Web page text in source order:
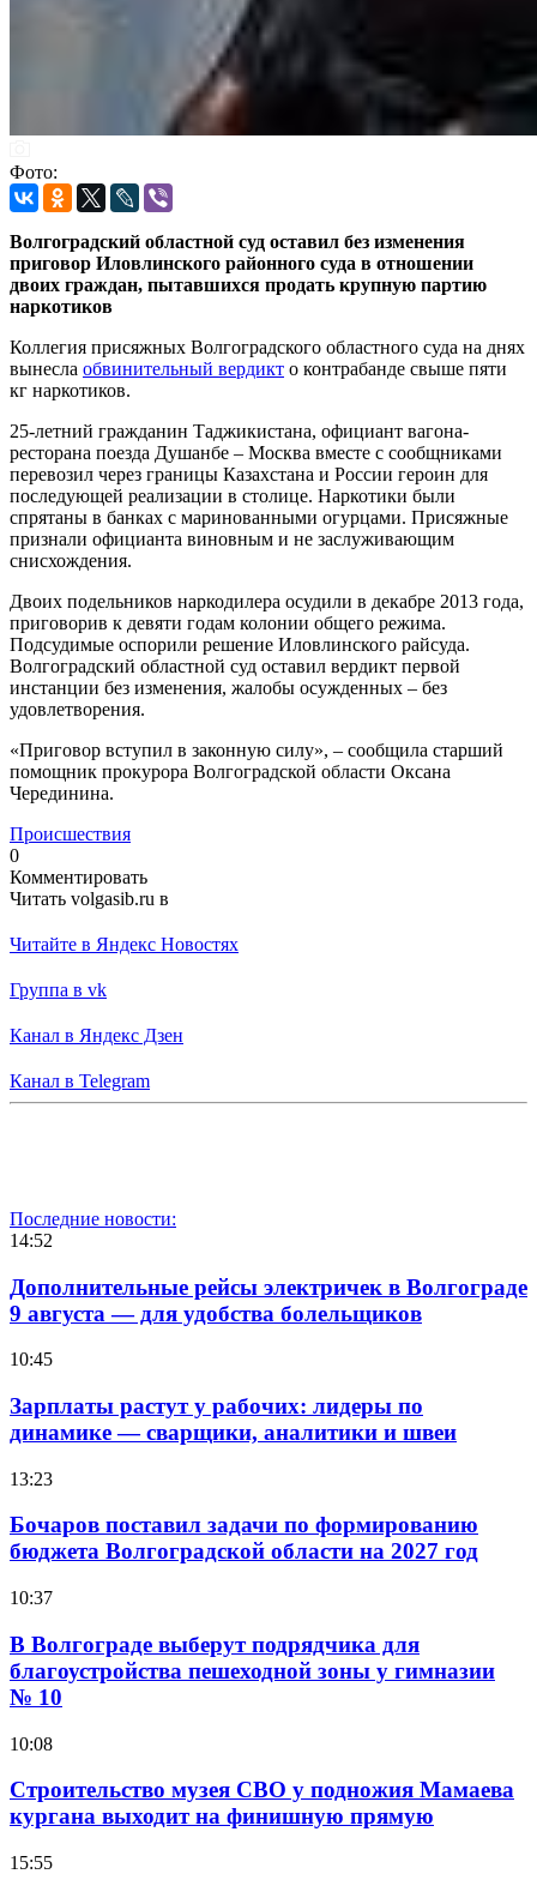
Фото:
Волгоградский областной суд оставил без изменения
приговор Иловлинского районного суда в отношении
двоих граждан, пытавшихся продать крупную партию
наркотиков
Коллегия присяжных Волгоградского областного суда на днях
вынесла обвинительный вердикт о контрабанде свыше пяти
кг наркотиков.
25-летний гражданин Таджикистана, официант вагона-
ресторана поезда Душанбе – Москва вместе с сообщниками
перевозил через границы Казахстана и России героин для
последующей реализации в столице. Наркотики были
спрятаны в банках с маринованными огурцами. Присяжные
признали официанта виновным и не заслуживающим
снисхождения.
Двоих подельников наркодилера осудили в декабре 2013 года,
приговорив к девяти годам колонии общего режима.
Подсудимые оспорили решение Иловлинского райсуда.
Волгоградский областной суд оставил вердикт первой
инстанции без изменения, жалобы осужденных – без
удовлетворения.
«Приговор вступил в законную силу», – сообщила старший
помощник прокурора Волгоградской области Оксана
Черединина.
Происшествия
0
Комментировать
Читать volgasib.ru в
Читайте в Яндекс Новостях
Группа в vk
Канал в Яндекс Дзен
Канал в Telegram
Последние новости:
14:52
Дополнительные рейсы электричек в Волгограде
9 августа — для удобства болельщиков
10:45
Зарплаты растут у рабочих: лидеры по
динамике — сварщики, аналитики и швеи
13:23
Бочаров поставил задачи по формированию
бюджета Волгоградской области на 2027 год
10:37
В Волгограде выберут подрядчика для
благоустройства пешеходной зоны у гимназии
№ 10
10:08
Строительство музея СВО у подножия Мамаева
кургана выходит на финишную прямую
15:55